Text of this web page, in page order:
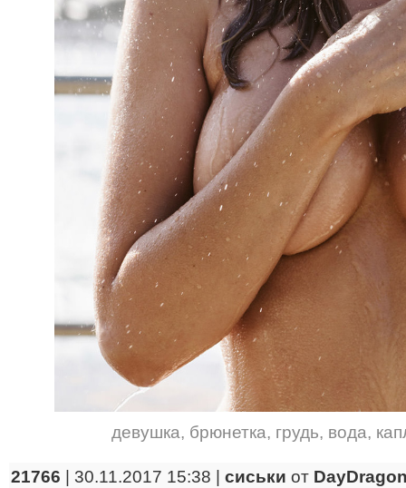
девушка, брюнетка, грудь, вода,
21766 | 30.11.2017 15:38 | сиськи от